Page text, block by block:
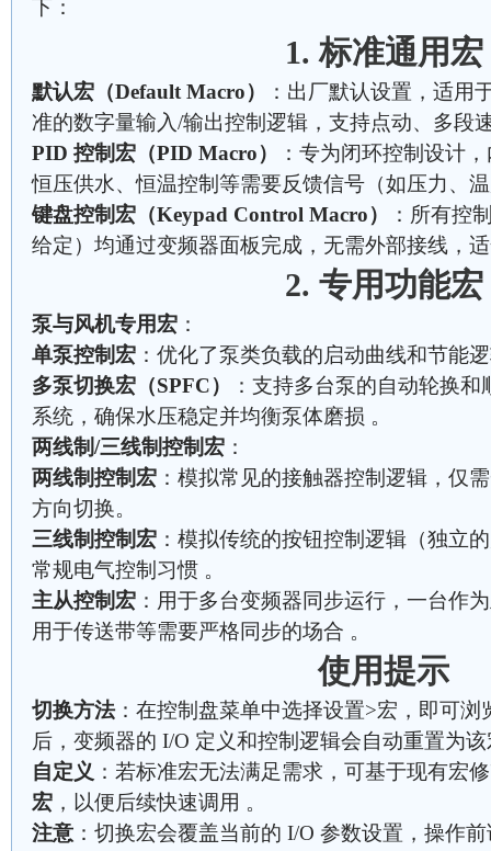
下：
1. 标准通用宏
默认宏（Default Macro）
：出厂默认设置，适用
准的数字量输入/输出控制逻辑，支持点动、多段
PID 控制宏（PID Macro）
：专为闭环控制设计
恒压供水、恒温控制等需要反馈信号（如压力、
键盘控制宏（Keypad Control Macro）
：所有控
给定）均通过变频器面板完成，无需外部接线，
2. 专用功能宏
泵与风机专用宏 ：
单泵控制宏 ：优化了泵类负载的启动曲线和节能
多泵切换宏（SPFC）
：支持多台泵的自动轮换
系统，确保水压稳定并均衡泵体磨损 。
两线制/三线制控制宏 ：
两线制控制宏 ：模拟常见的接触器控制逻辑，仅
方向切换。
三线制控制宏 ：模拟传统的按钮控制逻辑（独立
常规电气控制习惯 。
主从控制宏 ：用于多台变频器同步运行，一台作
用于传送带等需要严格同步的场合 。
使用提示
切换方法：在控制盘菜单中选择设置>宏，即可浏
后，变频器的 I/O 定义和控制逻辑会自动重置为
自定义 ：若标准宏无法满足需求，可基于现有宏
宏 ，以便后续快速调用 。
注意 ：切换宏会覆盖当前的 I/O 参数设置，操作